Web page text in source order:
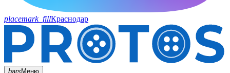
placemark_fillКраснодар
barsМеню